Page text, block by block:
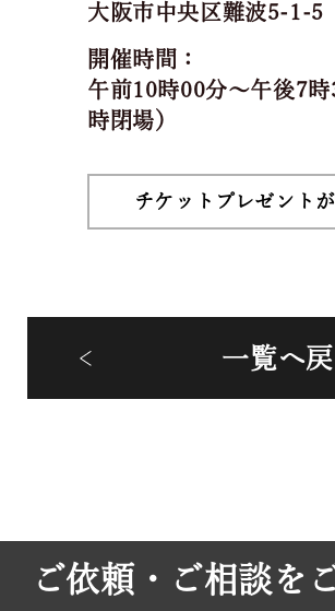
大阪市中央区難波5-1-5
開催時間：
午前10時00分～午後7
時閉場）
チケットプレゼント
一覧へ
ご依頼・ご相談を